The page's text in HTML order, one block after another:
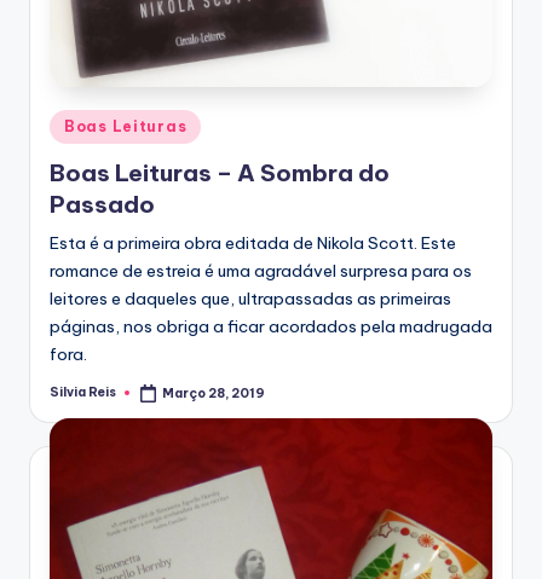
Posted
in
Boas Leituras
Boas Leituras – A Sombra do
Passado
Esta é a primeira obra editada de Nikola Scott. Este
romance de estreia é uma agradável surpresa para os
leitores e daqueles que, ultrapassadas as primeiras
páginas, nos obriga a ficar acordados pela madrugada
fora.
Posted
Silvia Reis Março 28, 2019